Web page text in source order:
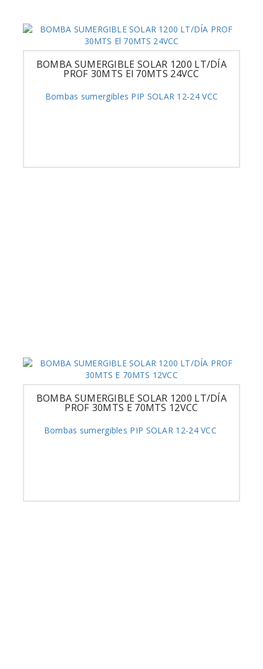
BOMBA SUMERGIBLE SOLAR 1200 LT/DÍA
PROF 30MTS El 70MTS 24VCC
Bombas sumergibles PIP SOLAR 12-24 VCC
BOMBA SUMERGIBLE SOLAR 1200 LT/DÍA
PROF 30MTS E 70MTS 12VCC
Bombas sumergibles PIP SOLAR 12-24 VCC